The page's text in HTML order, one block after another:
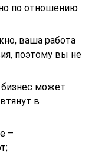
по отношению
ваша работа
поэтому вы не
может
в
–